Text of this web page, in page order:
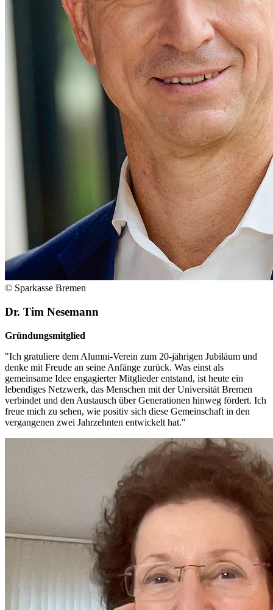
© Sparkasse Bremen
Dr. Tim Nesemann
Gründungsmitglied
"Ich gratuliere dem Alumni-Verein zum 20-jährigen Jubiläum und
denke mit Freude an seine Anfänge zurück. Was einst als
gemeinsame Idee engagierter Mitglieder entstand, ist heute ein
lebendiges Netzwerk, das Menschen mit der Universität Bremen
verbindet und den Austausch über Generationen hinweg fördert. Ich
freue mich zu sehen, wie positiv sich diese Gemeinschaft in den
vergangenen zwei Jahrzehnten entwickelt hat."